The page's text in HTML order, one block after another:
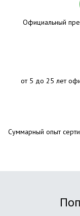
Официальный
от 5 до 25 лет
Суммарный опыт